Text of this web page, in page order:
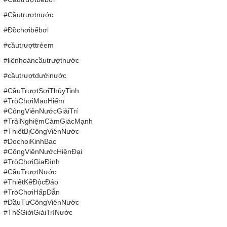
#Cầutrượtnước
#Đồchơibểbơi
#cầutrượttrẻem
#liênhoàncầutrượtnước
#cầutrượtdướinước
#CầuTrượtSợiThủyTinh
#TròChơiMạoHiểm
#CôngViênNướcGiảiTrí
#TrảiNghiệmCảmGiácMạnh
#ThiếtBịCôngViênNước
#DochoiKinhBac
#CôngViênNướcHiệnĐại
#TròChơiGiaĐình
#CầuTrượtNước
#ThiếtKếĐộcĐáo
#TròChơiHấpDẫn
#ĐầuTưCôngViênNước
#ThếGiớiGiảiTríNước